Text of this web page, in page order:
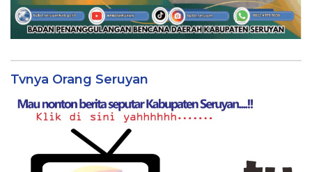
Tvnya Orang Seruyan